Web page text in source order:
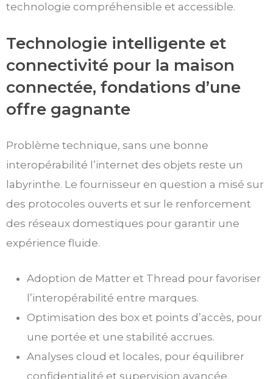
technologie compréhensible et accessible.
Technologie intelligente et
connectivité pour la maison
connectée, fondations d’une
offre gagnante
Problème technique, sans une bonne
interopérabilité l’internet des objets reste un
labyrinthe. Le fournisseur en question a misé sur
des protocoles ouverts et sur le renforcement
des réseaux domestiques pour garantir une
expérience fluide.
Adoption de Matter et Thread pour favoriser
l’interopérabilité entre marques.
Optimisation des box et points d’accès, pour
une portée et une stabilité accrues.
Analyses cloud et locales, pour équilibrer
confidentialité et supervision avancée.